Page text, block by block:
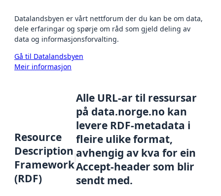
Datalandsbyen er vårt nettforum der du kan be om data,
dele erfaringar og spørje om råd som gjeld deling av
data og informasjonsforvalting.
Gå til Datalandsbyen
Meir informasjon
Resource
Description
Framework
(RDF)
Alle URL-ar til ressursar
på data.norge.no kan
levere RDF-metadata i
fleire ulike format,
avhengig av kva for ein
Accept-header som blir
sendt med.